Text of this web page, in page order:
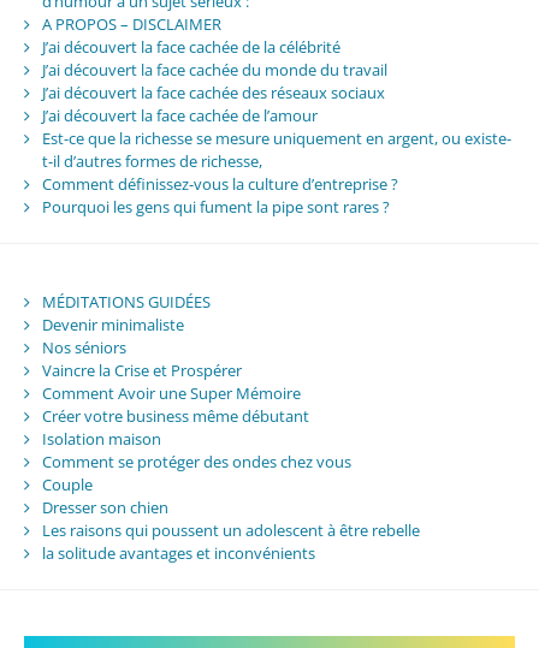
A PROPOS – DISCLAIMER
J’ai découvert la face cachée de la célébrité
J’ai découvert la face cachée du monde du travail
J’ai découvert la face cachée des réseaux sociaux
J’ai découvert la face cachée de l’amour
Est-ce que la richesse se mesure uniquement en argent, ou existe-
t-il d’autres formes de richesse,
Comment définissez-vous la culture d’entreprise ?
Pourquoi les gens qui fument la pipe sont rares ?
MÉDITATIONS GUIDÉES
Devenir minimaliste
Nos séniors
Vaincre la Crise et Prospérer
Comment Avoir une Super Mémoire
Créer votre business même débutant
Isolation maison
Comment se protéger des ondes chez vous
Couple
Dresser son chien
Les raisons qui poussent un adolescent à être rebelle
la solitude avantages et inconvénients